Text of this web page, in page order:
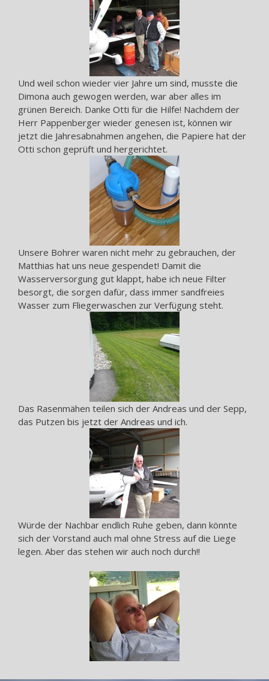
Und weil schon wieder vier Jahre um sind, musste die
Dimona auch gewogen werden, war aber alles im
grünen Bereich. Danke Otti für die Hilfe! Nachdem der
Herr Pappenberger wieder genesen ist, können wir
jetzt die Jahresabnahmen angehen, die Papiere hat der
Otti schon geprüft und hergerichtet.
Unsere Bohrer waren nicht mehr zu gebrauchen, der
Matthias hat uns neue gespendet! Damit die
Wasserversorgung gut klappt, habe ich neue Filter
besorgt, die sorgen dafür, dass immer sandfreies
Wasser zum Fliegerwaschen zur Verfügung steht.
Das Rasenmähen teilen sich der Andreas und der Sepp,
das Putzen bis jetzt der Andreas und ich.
Würde der Nachbar endlich Ruhe geben, dann könnte
sich der Vorstand auch mal ohne Stress auf die Liege
legen. Aber das stehen wir auch noch durch!!